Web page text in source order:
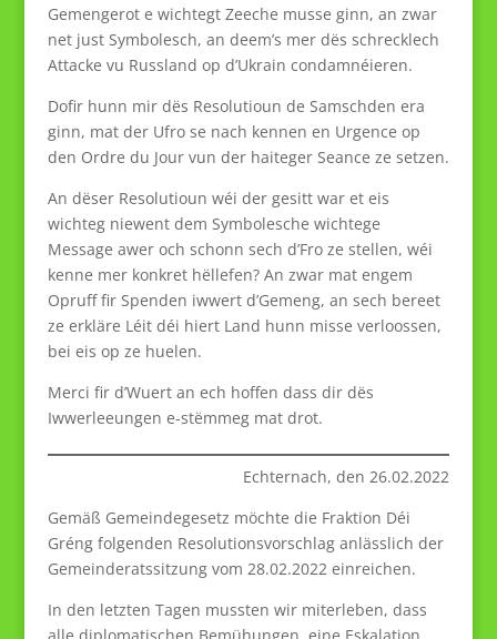
Gemengerot e wichtegt Zeeche musse ginn, an zwar
net just Symbolesch, an deem’s mer dës schrecklech
Attacke vu Russland op d’Ukrain condamnéieren.
Dofir hunn mir dës Resolutioun de Samschden era
ginn, mat der Ufro se nach kennen en Urgence op
den Ordre du Jour vun der haiteger Seance ze setzen.
An dëser Resolutioun wéi der gesitt war et eis
wichteg niewent dem Symbolesche wichtege
Message awer och schonn sech d’Fro ze stellen, wéi
kenne mer konkret hëllefen? An zwar mat engem
Opruff fir Spenden iwwert d’Gemeng, an sech bereet
ze erkläre Léit déi hiert Land hunn misse verloossen,
bei eis op ze huelen.
Merci fir d’Wuert an ech hoffen dass dir dës
Iwwerleeungen e-stëmmeg mat drot.
Echternach, den 26.02.2022
Gemäß Gemeindegesetz möchte die Fraktion Déi
Gréng folgenden Resolutionsvorschlag anlässlich der
Gemeinderatssitzung vom 28.02.2022 einreichen.
In den letzten Tagen mussten wir miterleben, dass